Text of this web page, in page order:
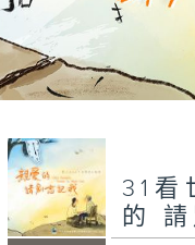
31看
的